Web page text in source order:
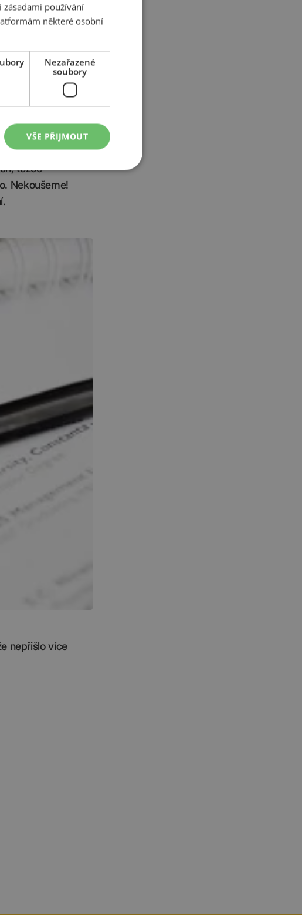
nás vzbuzuje
nelidové).
zdravě
těžce
Nekoušeme!
nepřišlo více
zásadami používání
některé osobní
Nezařazené
soubory
VŠE PŘIJMOUT